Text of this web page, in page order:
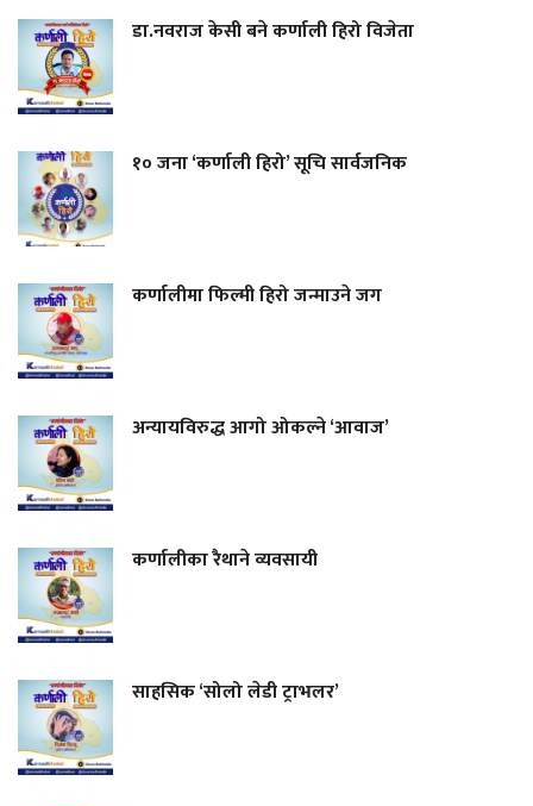
डा.नवराज केसी बने कर्णाली हिरो विजेता
१० जना ‘कर्णाली हिरो’ सूचि सार्वजनिक
कर्णालीमा फिल्मी हिरो जन्माउने जग
अन्यायविरुद्ध आगो ओकल्ने ‘आवाज’
कर्णालीका रैथाने व्यवसायी
साहसिक ‘सोलो लेडी ट्राभलर’